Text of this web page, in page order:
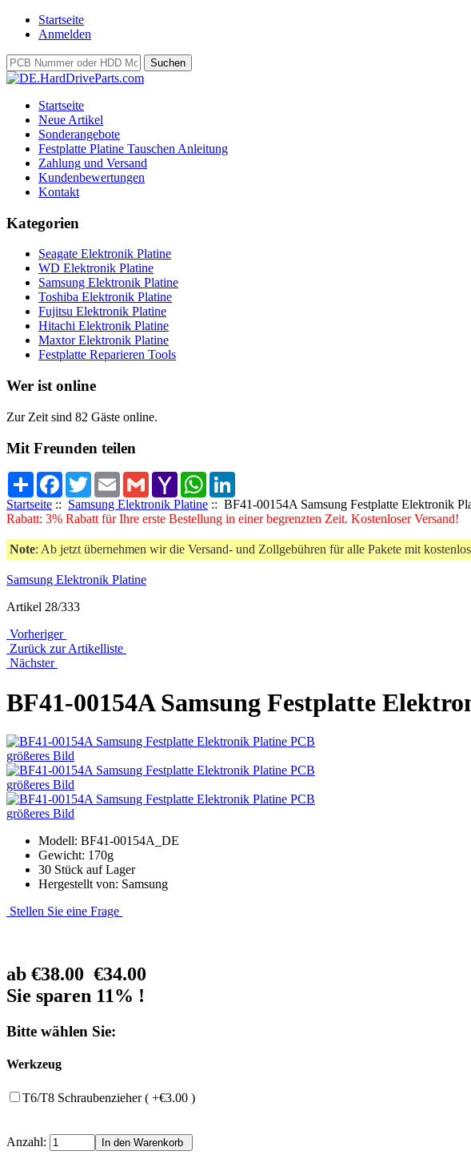
Startseite
Anmelden
Startseite
Neue Artikel
Sonderangebote
Festplatte Platine Tauschen Anleitung
Zahlung und Versand
Kundenbewertungen
Kontakt
Kategorien
Seagate Elektronik Platine
WD Elektronik Platine
Samsung Elektronik Platine
Toshiba Elektronik Platine
Fujitsu Elektronik Platine
Hitachi Elektronik Platine
Maxtor Elektronik Platine
Festplatte Reparieren Tools
Wer ist online
Zur Zeit sind 82 Gäste online.
Mit Freunden teilen
Share Facebook
TwitterEmail Gmail Yahoo
Mail
WhatsApp
Startseite :: Samsung Elektronik Platine :: BF41-00154A Samsung Festplatte Elektronik
Rabatt: 3% Rabatt für Ihre erste Bestellung in einer begrenzten Zeit. Kostenloser Versand!
Note: Ab jetzt übernehmen wir die Versand- und Zollgebühren für alle Pakete mit
Samsung Elektronik Platine
Artikel 28/333
Vorheriger
Zurück zur Artikelliste
Nächster
BF41-00154A Samsung Festplatte
größeres Bild
größeres Bild
größeres Bild
Modell: BF41-00154A_DE
Gewicht: 170g
30 Stück auf Lager
Hergestellt von: Samsung
Stellen Sie eine Frage
ab €38.00 €34.00
Sie sparen 11% !
Bitte wählen Sie:
Werkzeug
T6/T8 Schraubenzieher ( +€3.00 )
Anzahl: